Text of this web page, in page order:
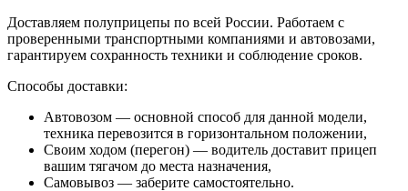
Доставляем полуприцепы по всей России. Работаем с
проверенными транспортными компаниями и автовозами,
гарантируем сохранность техники и соблюдение сроков.
Способы доставки:
Автовозом — основной способ для данной модели,
техника перевозится в горизонтальном положении,
Своим ходом (перегон) — водитель доставит прицеп
вашим тягачом до места назначения,
Самовывоз — заберите самостоятельно.